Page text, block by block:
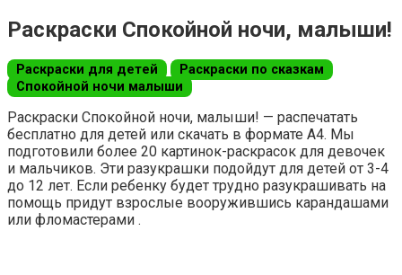
Раскраски Спокойной ночи, малыши!
Раскраски для детей
Раскраски по сказкам
Спокойной ночи малыши
Раскраски Спокойной ночи, малыши! — распечатать
бесплатно для детей или скачать в формате А4. Мы
подготовили более 20 картинок-раскрасок для девочек
и мальчиков. Эти разукрашки подойдут для детей от 3-4
до 12 лет. Если ребенку будет трудно разукрашивать на
помощь придут взрослые вооружившись карандашами
или фломастерами .